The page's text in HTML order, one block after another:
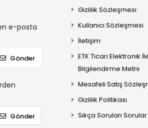
e-posta
Gönder
Gönder
Gizlilik Sözleşmesi
Kullanıcı Sözleşmesi
İletişim
ETK Ticari Elektronik
Bilgilendirme Metni
Mesafeli Satış
Gizlilik Politikası
Sıkça Sorulan Sorular